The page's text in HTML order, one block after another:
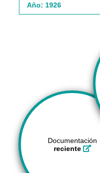
Año: 1926
Documentación
reciente